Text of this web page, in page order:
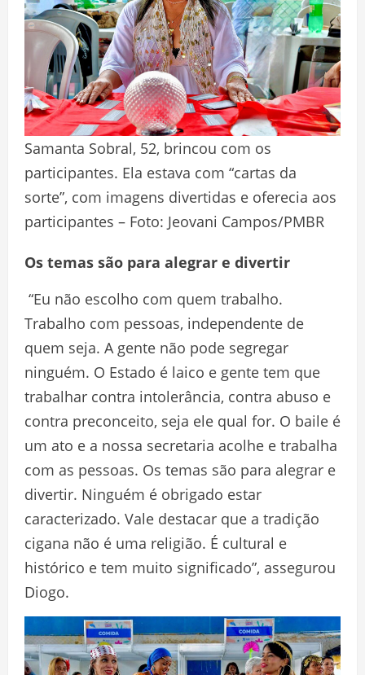
Samanta Sobral, 52, brincou com os
participantes. Ela estava com “cartas da
sorte”, com imagens divertidas e oferecia aos
participantes – Foto: Jeovani Campos/PMBR
Os temas são para alegrar e divertir
“Eu não escolho com quem trabalho.
Trabalho com pessoas, independente de
quem seja. A gente não pode segregar
ninguém. O Estado é laico e gente tem que
trabalhar contra intolerância, contra abuso e
contra preconceito, seja ele qual for. O baile é
um ato e a nossa secretaria acolhe e trabalha
com as pessoas. Os temas são para alegrar e
divertir. Ninguém é obrigado estar
caracterizado. Vale destacar que a tradição
cigana não é uma religião. É cultural e
histórico e tem muito significado”, assegurou
Diogo.